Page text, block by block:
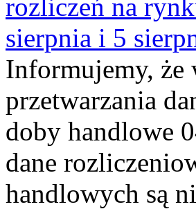
rozliczeń na
sierpnia i 5
Informujemy, że
przetwarzania
doby handlowe
dane
handlowych są